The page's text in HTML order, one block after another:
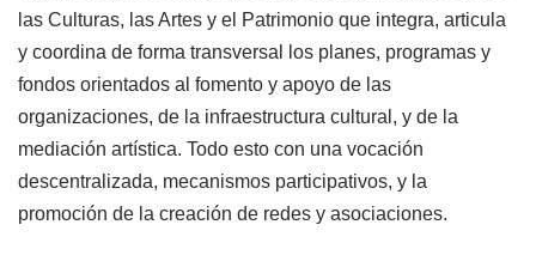
las Culturas, las Artes y el Patrimonio que integra, articula
y coordina de forma transversal los planes, programas y
fondos orientados al fomento y apoyo de las
organizaciones, de la infraestructura cultural, y de la
mediación artística. Todo esto con una vocación
descentralizada, mecanismos participativos, y la
promoción de la creación de redes y asociaciones.